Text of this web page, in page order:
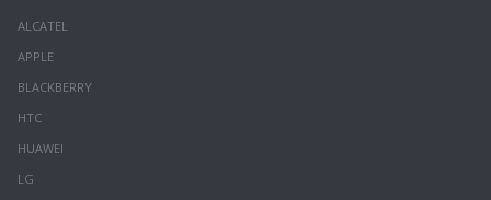
ALCATEL
APPLE
BLACKBERRY
HTC
HUAWEI
LG